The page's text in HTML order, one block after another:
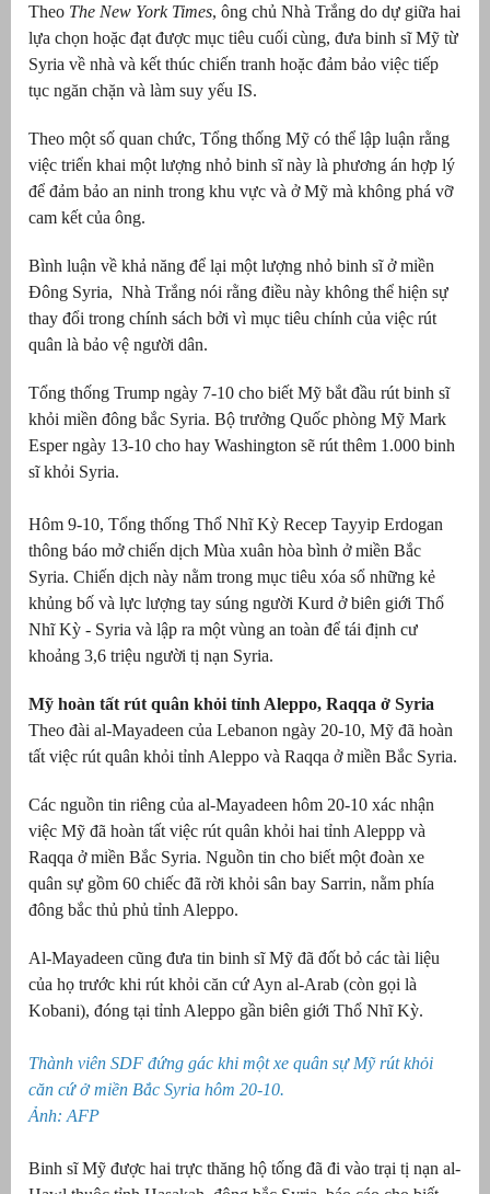
Theo The New York Times, ông chủ Nhà Trắng do dự giữa hai
lựa chọn hoặc đạt được mục tiêu cuối cùng, đưa binh sĩ Mỹ từ
Syria về nhà và kết thúc chiến tranh hoặc đảm bảo việc tiếp
tục ngăn chặn và làm suy yếu IS.
Theo một số quan chức, Tổng thống Mỹ có thể lập luận rằng
việc triển khai một lượng nhỏ binh sĩ này là phương án hợp lý
để đảm bảo an ninh trong khu vực và ở Mỹ mà không phá vỡ
cam kết của ông.
Bình luận về khả năng để lại một lượng nhỏ binh sĩ ở miền
Đông Syria, Nhà Trắng nói rằng điều này không thể hiện sự
thay đổi trong chính sách bởi vì mục tiêu chính của việc rút
quân là bảo vệ người dân.
Tổng thống Trump ngày 7-10 cho biết Mỹ bắt đầu rút binh sĩ
khỏi miền đông bắc Syria. Bộ trưởng Quốc phòng Mỹ Mark
Esper ngày 13-10 cho hay Washington sẽ rút thêm 1.000 binh
sĩ khỏi Syria.
Hôm 9-10, Tổng thống Thổ Nhĩ Kỳ Recep Tayyip Erdogan
thông báo mở chiến dịch Mùa xuân hòa bình ở miền Bắc
Syria. Chiến dịch này nằm trong mục tiêu xóa sổ những kẻ
khủng bố và lực lượng tay súng người Kurd ở biên giới Thổ
Nhĩ Kỳ - Syria và lập ra một vùng an toàn để tái định cư
khoảng 3,6 triệu người tị nạn Syria.
Mỹ hoàn tất rút quân khỏi tỉnh Aleppo, Raqqa ở Syria
Theo đài al-Mayadeen của Lebanon ngày 20-10, Mỹ đã hoàn
tất việc rút quân khỏi tỉnh Aleppo và Raqqa ở miền Bắc Syria.
Các nguồn tin riêng của al-Mayadeen hôm 20-10 xác nhận
việc Mỹ đã hoàn tất việc rút quân khỏi hai tỉnh Aleppp và
Raqqa ở miền Bắc Syria. Nguồn tin cho biết một đoàn xe
quân sự gồm 60 chiếc đã rời khỏi sân bay Sarrin, nằm phía
đông bắc thủ phủ tỉnh Aleppo.
Al-Mayadeen cũng đưa tin binh sĩ Mỹ đã đốt bỏ các tài liệu
của họ trước khi rút khỏi căn cứ Ayn al-Arab (còn gọi là
Kobani), đóng tại tỉnh Aleppo gần biên giới Thổ Nhĩ Kỳ.
Thành viên SDF đứng gác khi một xe quân sự Mỹ rút khỏi
căn cứ ở miền Bắc Syria hôm 20-10.
Ảnh: AFP
Binh sĩ Mỹ được hai trực thăng hộ tống đã đi vào trại tị nạn al-